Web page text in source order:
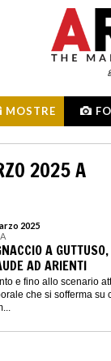
MOSTRE
2025 A
2025
A
AD ARIENTI
e fino allo scenario
che si sofferma su